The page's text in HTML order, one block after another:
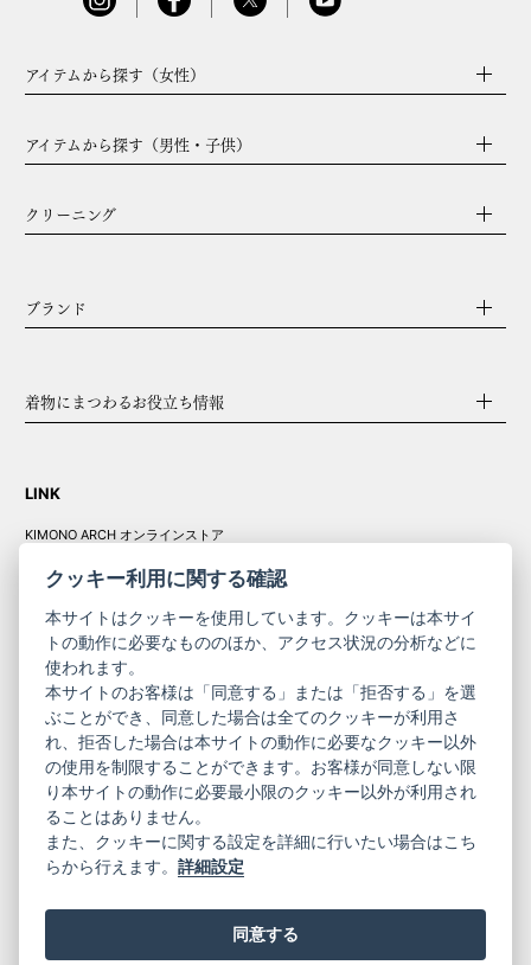
アイテムから探す（女性）
アイテムから探す（男性・子供）
クリーニング
ブランド
着物にまつわるお役立ち情報
LINK
KIMONO ARCH オンラインストア
コーポレート
サイト
きものやまと振
袖
サイト
ニュースレター
ご利用案内
お問い合わせ
プライバシーポリシー
特定商取引法に基づく表記
ご利用規約
クッキー利用に関する確認
本サイトはクッキーを使用しています。クッキーは本サイ
トの動作に必要なもののほか、アクセス状況の分析などに
使われます。
本サイトのお客様は「同意する」または「拒否する」を選
ぶことができ、同意した場合は全てのクッキーが利用さ
れ、拒否した場合は本サイトの動作に必要なクッキー以外
の使用を制限することができます。お客様が同意しない限
り本サイトの動作に必要最小限のクッキー以外が利用され
ることはありません。
また、クッキーに関する設定を詳細に行いたい場合はこち
らから行えます。詳細設定
同意する